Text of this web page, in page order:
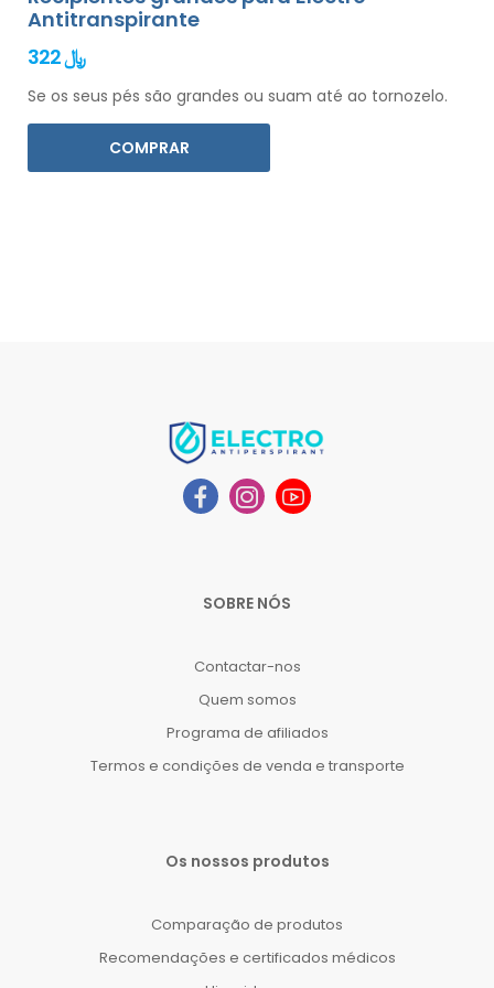
Antitranspirante
322 ﷼
Se os seus pés são grandes ou suam até ao tornozelo.
COMPRAR
SOBRE NÓS
Contactar-nos
Quem somos
Programa de afiliados
Termos e condições de venda e transporte
Os nossos produtos
Comparação de produtos
Recomendações e certificados médicos